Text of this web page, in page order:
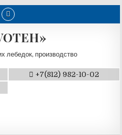
лебедок, производство
+7(812) 982-10-02